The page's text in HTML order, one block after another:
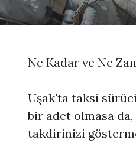
Ne Kadar ve Ne
Uşak'ta taksi
bir adet olmasa da,
takdirinizi